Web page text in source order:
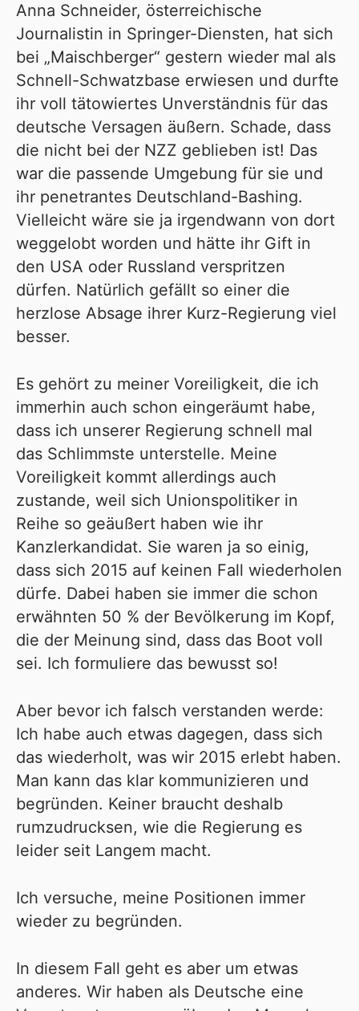
Anna Schneider, österreichische
Journalistin in Springer-Diensten, hat sich
bei „Maischberger“ gestern wieder mal als
Schnell-Schwatzbase erwiesen und durfte
ihr voll tätowiertes Unverständnis für das
deutsche Versagen äußern. Schade, dass
die nicht bei der NZZ geblieben ist! Das
war die passende Umgebung für sie und
ihr penetrantes Deutschland-Bashing.
Vielleicht wäre sie ja irgendwann von dort
weggelobt worden und hätte ihr Gift in
den USA oder Russland verspritzen
dürfen. Natürlich gefällt so einer die
herzlose Absage ihrer Kurz-Regierung viel
besser.
Es gehört zu meiner Voreiligkeit, die ich
immerhin auch schon eingeräumt habe,
dass ich unserer Regierung schnell mal
das Schlimmste unterstelle. Meine
Voreiligkeit kommt allerdings auch
zustande, weil sich Unionspolitiker in
Reihe so geäußert haben wie ihr
Kanzlerkandidat. Sie waren ja so einig,
dass sich 2015 auf keinen Fall wiederholen
dürfe. Dabei haben sie immer die schon
erwähnten 50 % der Bevölkerung im Kopf,
die der Meinung sind, dass das Boot voll
sei. Ich formuliere das bewusst so!
Aber bevor ich falsch verstanden werde:
Ich habe auch etwas dagegen, dass sich
das wiederholt, was wir 2015 erlebt haben.
Man kann das klar kommunizieren und
begründen. Keiner braucht deshalb
rumzudrucksen, wie die Regierung es
leider seit Langem macht.
Ich versuche, meine Positionen immer
wieder zu begründen.
In diesem Fall geht es aber um etwas
anderes. Wir haben als Deutsche eine